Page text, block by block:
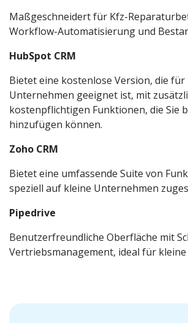
Maßgeschneidert für Kfz-
Workflow-Automatisierung und
HubSpot CRM
Bietet eine kostenlose Version, die für
Unternehmen geeignet ist, mit
kostenpflichtigen Funktionen, die Sie
hinzufügen können.
Zoho CRM
Bietet eine umfassende Suite von
speziell auf kleine Unternehmen
Pipedrive
Benutzerfreundliche Oberfläche mit
Vertriebsmanagement, ideal für